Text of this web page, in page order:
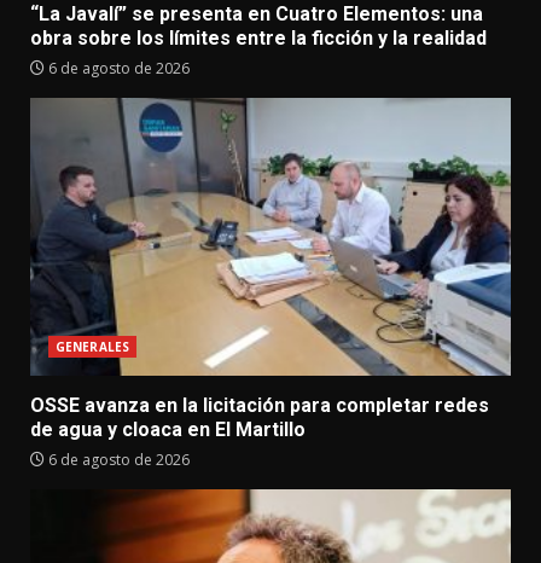
“La Javalí” se presenta en Cuatro Elementos: una
obra sobre los límites entre la ficción y la realidad
6 de agosto de 2026
GENERALES
OSSE avanza en la licitación para completar redes
de agua y cloaca en El Martillo
6 de agosto de 2026